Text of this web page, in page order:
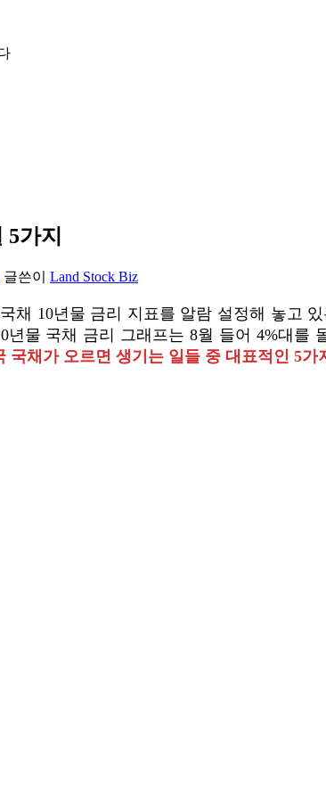
가지
글쓴이 Land Stock Biz
채 10년물 금리 지표를 알람 설정해 놓고
물 국채 금리 그래프는 8월 들어 4%대
국채가 오르면 생기는 일들 중 대표적인 5가